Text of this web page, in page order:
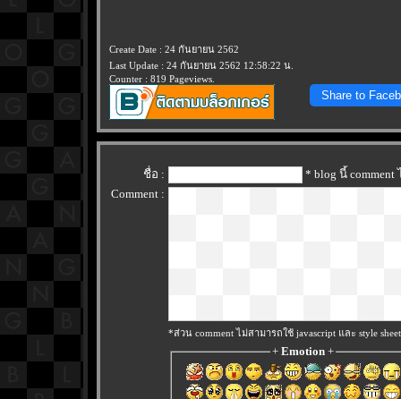
Create Date : 24 กันยายน 2562
Last Update : 24 กันยายน 2562 12:58:22 น.
Counter : 819 Pageviews.
Share to
ชื่อ :
* blog นี้
Comment :
*ส่วน comment ไม่สามารถใช้ javascript และ style sheet
+ Emotion+